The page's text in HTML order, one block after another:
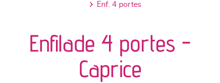
séjours
meubles de complément
enf. 4 portes
Enfilade 4 portes -
Caprice